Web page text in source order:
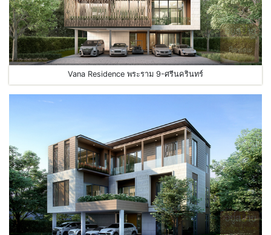
Vana Residence พระราม 9-ศรีนครินทร์